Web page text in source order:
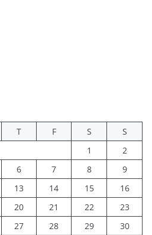
T F S
S
1
2
6 7 8
9
13 14 15
16
20 21 22
23
27 28 29
30